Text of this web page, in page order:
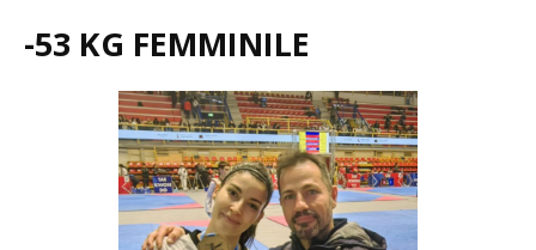
-53 KG FEMMINILE